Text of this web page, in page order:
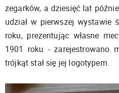
zegarków, a dziesięć lat
udział w pierwszej wystawie
roku, prezentując własne
1901 roku - zarejestrowano
trójkąt stał się jej logotypem.